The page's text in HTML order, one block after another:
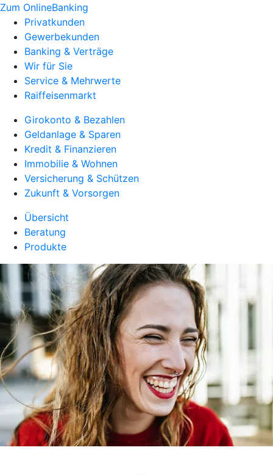
Zum OnlineBanking
Privatkunden
Gewerbekunden
Banking & Verträge
Wir für Sie
Service & Mehrwerte
Raiffeisenmarkt
Girokonto & Bezahlen
Geldanlage & Sparen
Kredit & Finanzieren
Immobilie & Wohnen
Versicherung & Schützen
Zukunft & Vorsorgen
Übersicht
Beratung
Produkte